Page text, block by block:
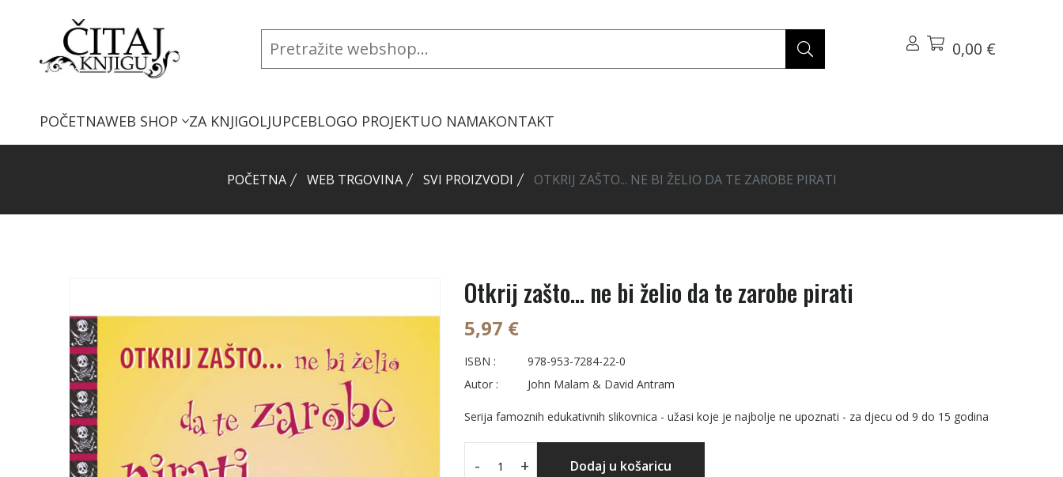
0,00 €
POČETNAWEB SHOP ZA KNJIGOLJUPCEBLOGO PROJEKTUO NAMAKONTAKT
POČETNA WEB TRGOVINA SVI PROIZVODI OTKRIJ ZAŠTO... NE BI ŽELIO DA TE ZAROBE PIRATI
Otkrij zašto... ne bi želio da te zarobe pirati
5,97 €
ISBN :
978-953-7284-22-0
Autor :
John Malam & David Antram
Serija famoznih edukativnih slikovnica - užasi koje je najbolje ne upoznati - za djecu od 9 do 15 godina
- + Dodaj u košaricu